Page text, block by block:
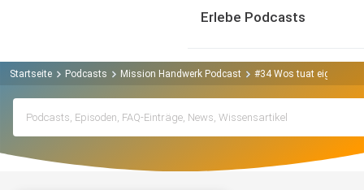
Erlebe Podcasts
Startseite Podcasts Mission Handwerk Podcast #34 Wos tuat eigentlich